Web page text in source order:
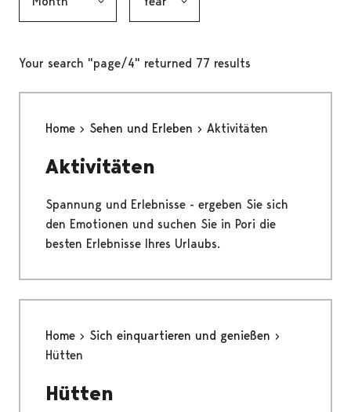
Your search "page/4" returned 77 results
Home Sehen und Erleben Aktivitäten
Aktivitäten
Spannung und Erlebnisse - ergeben Sie sich
den Emotionen und suchen Sie in Pori die
besten Erlebnisse Ihres Urlaubs.
Home
Sich einquartieren und genießen
Hütten
Hütten